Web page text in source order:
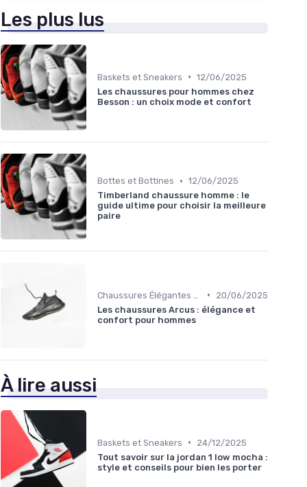
Les plus lus
Baskets et Sneakers • 12/06/2025
Les chaussures pour hommes chez
Besson : un choix mode et confort
Bottes et Bottines • 12/06/2025
Timberland chaussure homme : le
guide ultime pour choisir la meilleure
paire
•
20/06/2025
Les chaussures Arcus : élégance et
confort pour hommes
À lire aussi
Baskets et Sneakers •
24/12/2025
Tout savoir sur la jordan 1 low mocha :
style et conseils pour bien les porter